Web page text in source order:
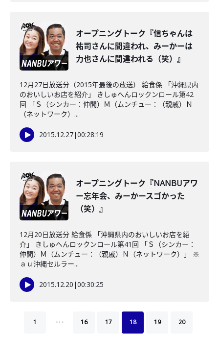
オープニングトーク『信ちゃんは
祐司さんに間違われ、みーかーは
力也さんに間違われる（笑）』
12月27日放送分（2015年最後の放送） 給食係 「沖縄県内
のおいしいお店を紹介」 きしゅへんロックンロール第42
回 「Ｓ（シンカー：仲間）Ｍ（ムンチュー：（親戚）Ｎ
（ネットワーク）...
2015.12.27|00:28:19
オープニングトーク『NANBUアワ
ー忘年会、みーかースゴかった
（笑）』
12月20日放送分 給食係 「沖縄県内のおいしいお店を紹
介」 きしゅへんロックンロール第41回 「Ｓ（シンカー：
仲間）Ｍ（ムンチュー：（親戚）Ｎ（ネットワーク）」 ※
ａｕ沖縄セルラー...
2015.12.20 |00:30:25
1 … 16 17 18 19 20